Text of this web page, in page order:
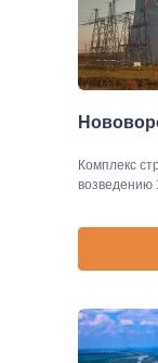
Комплекс
возведению